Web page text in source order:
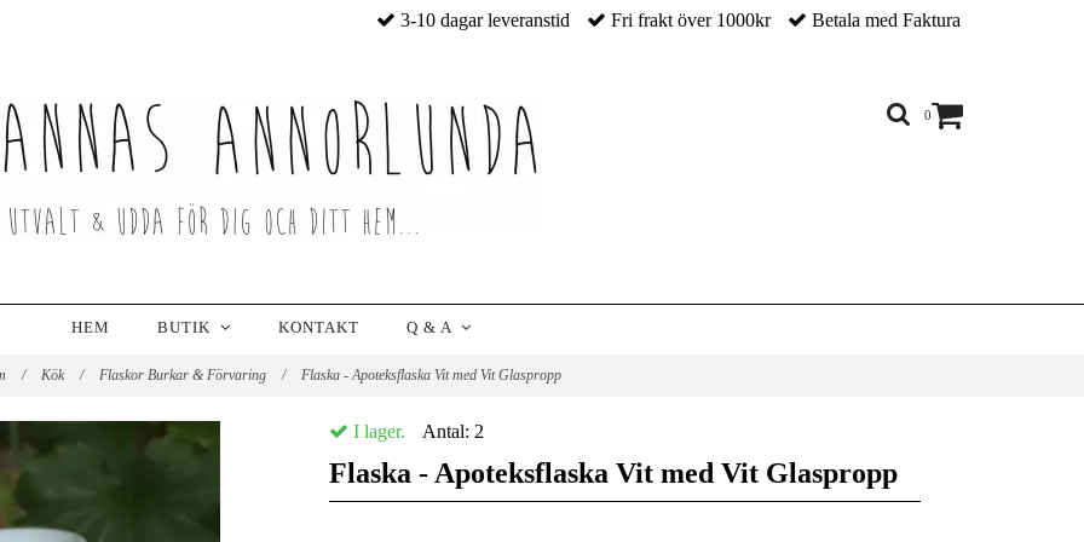
3-10 dagar leveranstid Fri frakt över 1000kr Betala med Faktura
0
HEM BUTIK KONTAKT Q & A
/ Kök / Flaskor Burkar & Förvaring / Flaska - Apoteksflaska Vit med Vit Glaspropp
I lager. Antal: 2
Flaska - Apoteksflaska Vit med Vit Glaspropp